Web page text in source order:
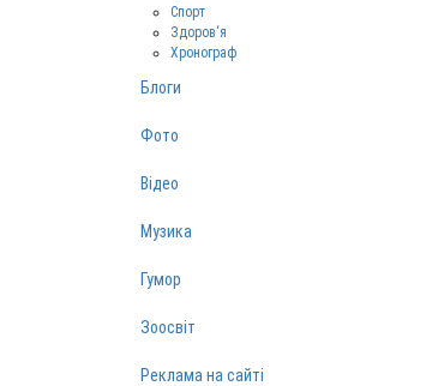
Спорт
Здоров‘я
Хронограф
Блоги
Фото
Відео
Музика
Гумор
Зоосвіт
Реклама на сайті